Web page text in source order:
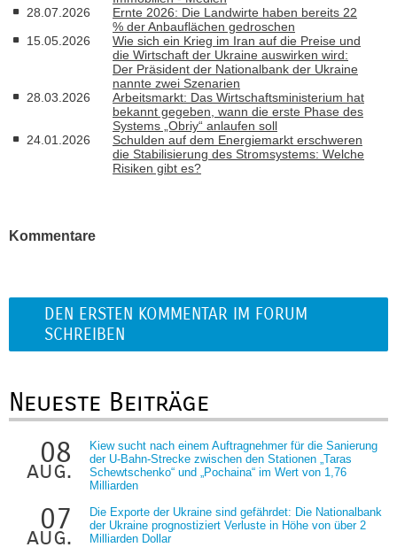
28.07.2026
Ernte 2026: Die Landwirte haben bereits 22
% der Anbauflächen gedroschen
15.05.2026
Wie sich ein Krieg im Iran auf die Preise und
die Wirtschaft der Ukraine auswirken wird:
Der Präsident der Nationalbank der Ukraine
nannte zwei Szenarien
28.03.2026
Arbeitsmarkt: Das Wirtschaftsministerium hat
bekannt gegeben, wann die erste Phase des
Systems „Obriy“ anlaufen soll
24.01.2026
Schulden auf dem Energiemarkt erschweren
die Stabilisierung des Stromsystems: Welche
Risiken gibt es?
Kommentare
DEN ERSTEN KOMMENTAR IM FORUM
SCHREIBEN
Neueste Beiträge
08
aug.
Kiew sucht nach einem Auftragnehmer für die Sanierung
der U-Bahn-Strecke zwischen den Stationen „Taras
Schewtschenko“ und „Pochaina“ im Wert von 1,76
Milliarden
07
aug.
Die Exporte der Ukraine sind gefährdet: Die Nationalbank
der Ukraine prognostiziert Verluste in Höhe von über 2
Milliarden Dollar